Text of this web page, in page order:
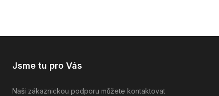
Jsme tu pro Vás
Naši zákaznickou podporu můžete kontaktovat